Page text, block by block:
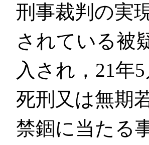
刑事裁判の実
されている被
入され，21年
死刑又は無期
禁錮に当たる